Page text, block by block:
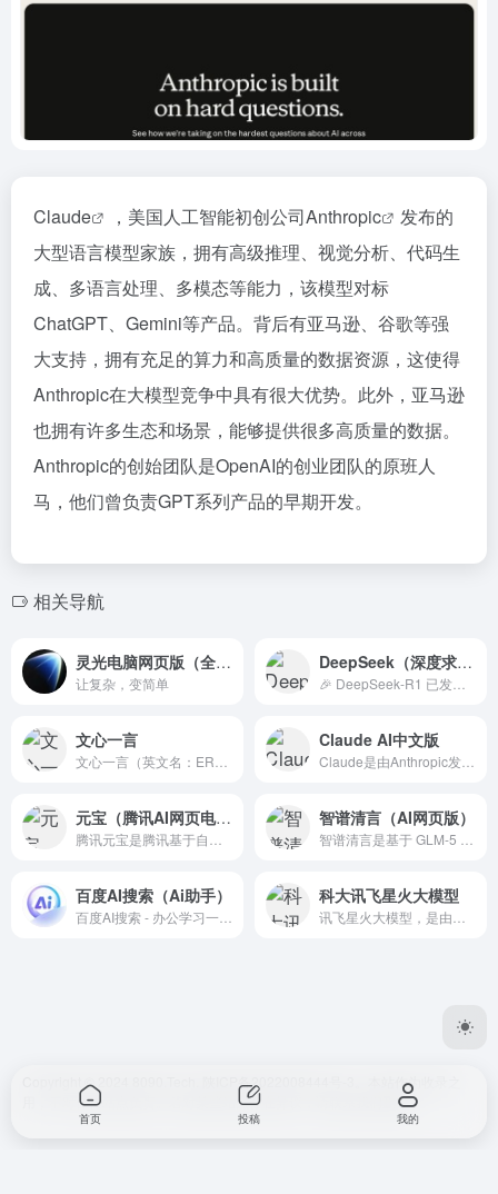
Claude ，美国人工智能初创公司Anthropic
发布的
大型语言模型家族，拥有高级推理、视觉分析、代码生
成、多语言处理、多模态等能力，该模型对标
ChatGPT、Gemini等产品。背后有亚马逊、谷歌等强
大支持，拥有充足的算力和高质量的数据资源，这使得
Anthropic在大模型竞争中具有很大优势。此外，亚马逊
也拥有许多生态和场景，能够提供很多高质量的数据。
Anthropic的创始团队是OpenAI的创业团队的原班人
马，他们曾负责GPT系列产品的早期开发。
相关导航
灵光电脑网页版（全模态AI助手）
让复杂，变简单
DeepSeek（深度求索）
文心一言 Claude AI中文版
元宝（腾讯AI网页电脑版） 智谱清言（AI网页版）
百度AI搜索（Ai助手） 科大讯飞星火大模型
Copyright © 2024 8090.Tech. 陕ICP备2022008444号-3
。本站作为收录之
用，不对任何站点负责。若对某些站点存在异议，请联系我们删除。
首页 投稿 我的